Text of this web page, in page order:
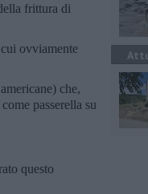
frittura di
ovviamente
che,
passerella su
questo